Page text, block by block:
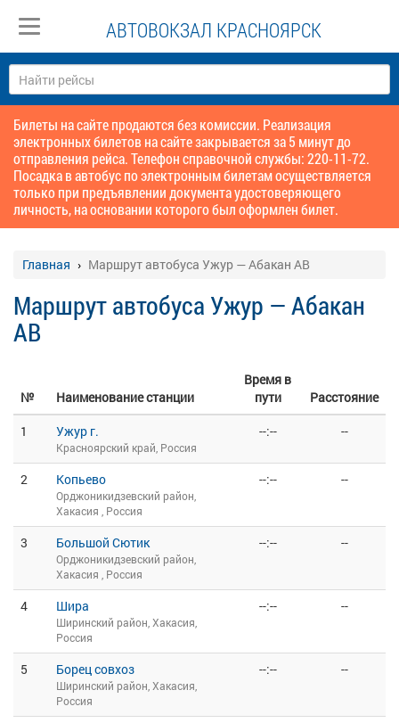
АВТОВОКЗАЛ КРАСНОЯРСК
Билеты на сайте продаются без комиссии. Реализация
электронных билетов на сайте закрывается за 5 минут до
отправления рейса. Телефон справочной службы: 220-11-72.
Посадка в автобус по электронным билетам осуществляется
только при предъявлении документа удостоверяющего
личность, на основании которого был оформлен билет.
Главная Маршрут автобуса Ужур — Абакан АВ
Маршрут автобуса Ужур — Абакан
АВ
№ Наименование станции
Время в
пути
Расстояние
1
Ужур г.
Красноярский край, Россия
--:-- --
2 Копьево
Орджоникидзевский район,
Хакасия , Россия
--:-- --
3 Большой Сютик
Орджоникидзевский район,
Хакасия , Россия
--:-- --
4 Шира
Ширинский район, Хакасия,
Россия
--:-- --
5 Борец совхоз
Ширинский район, Хакасия,
Россия
--:-- --